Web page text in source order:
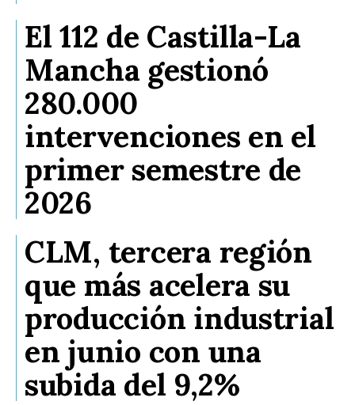
El 112 de Castilla-La
Mancha gestionó
280.000
intervenciones en el
primer semestre de
2026
CLM, tercera región
que más acelera su
producción industrial
en junio con una
subida del 9,2%